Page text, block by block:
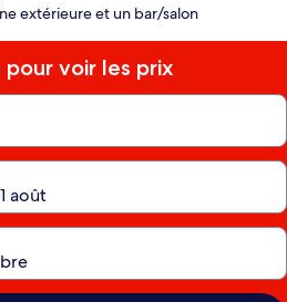
extérieure et un bar/salon
pour voir les prix